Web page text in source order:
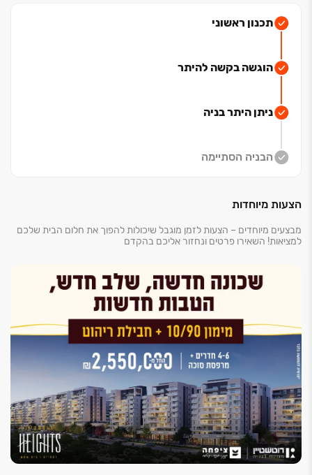
תכנון ראשוני
הוגשה בקשה להיתר
ניתן היתר בניה
הבניה הסתיימה
הצעות מיוחדות
מבצעים מיוחדים – הצעות לזמן מוגבל שיכולות להפוך את חלום הבית שלכם
למציאות! השאירו פרטים ונחזור אליכם בהקדם